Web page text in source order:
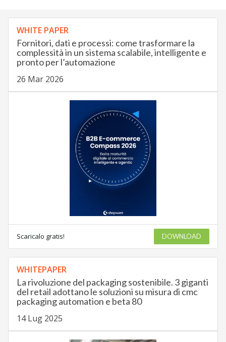
WHITE PAPER
Fornitori, dati e processi: come trasformare la
complessità in un sistema scalabile, intelligente e
pronto per l’automazione
26 Mar 2026
Scaricalo gratis! DOWNLOAD
WHITEPAPER
La rivoluzione del packaging sostenibile. 3 giganti
del retail adottano le soluzioni su misura di cmc
packaging automation e beta 80
14 Lug 2025